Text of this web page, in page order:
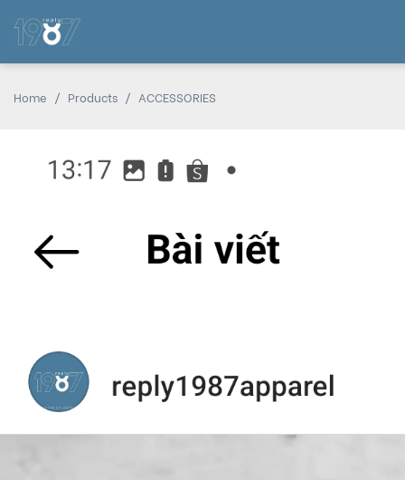
Home Products ACCESSORIES